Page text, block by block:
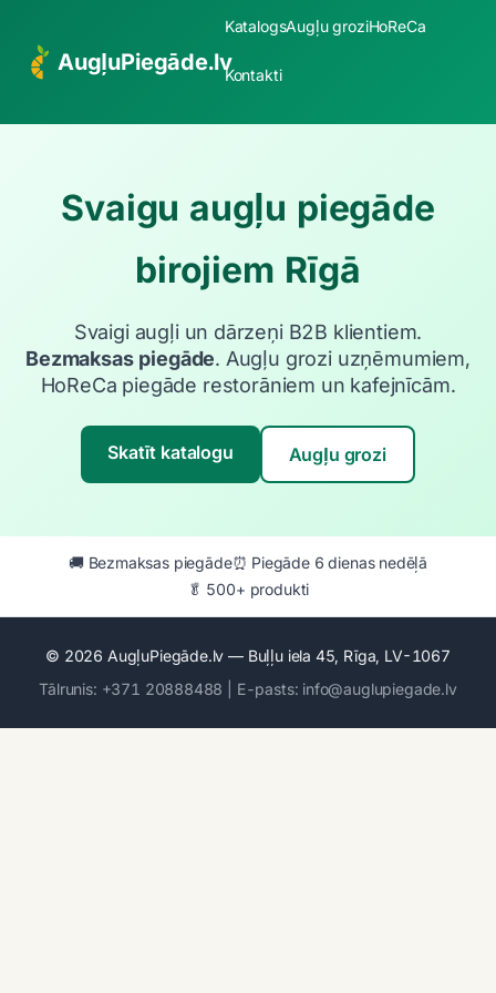
AugļuPiegāde.lv
KatalogsAugļu groziHoReCa
Kontakti
Svaigu augļu piegāde
birojiem Rīgā
Svaigi augļi un dārzeņi B2B klientiem.
Bezmaksas piegāde. Augļu grozi uzņēmumiem,
HoReCa piegāde restorāniem un kafejnīcām.
Skatīt katalogu Augļu grozi
🚚 Bezmaksas piegāde⏰ Piegāde 6 dienas nedēļā
🥬 500+ produkti
© 2026 AugļuPiegāde.lv — Buļļu iela 45, Rīga, LV-1067
Tālrunis: +371 20888488 | E-pasts: info@auglupiegade.lv